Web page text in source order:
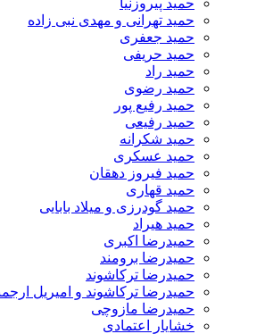
حمید پیروزنیا
حمید تهرانی و مهدی نبی زاده
حمید جعفری
حمید حریفی
حمید راد
حمید رضوی
حمید رفیع پور
حمید رفیعی
حمید شکرانه
حمید عسکری
حمید فیروز دهقان
حمید قهاری
حمید گودرزی و میلاد بابایی
حمید هیراد
حمیدرضا اکبری
حمیدرضا برومند
حمیدرضا ترکاشوند
حمیدرضا ترکاشوند و امیریل
حمیدرضا مازوچی
خشایار اعتمادی